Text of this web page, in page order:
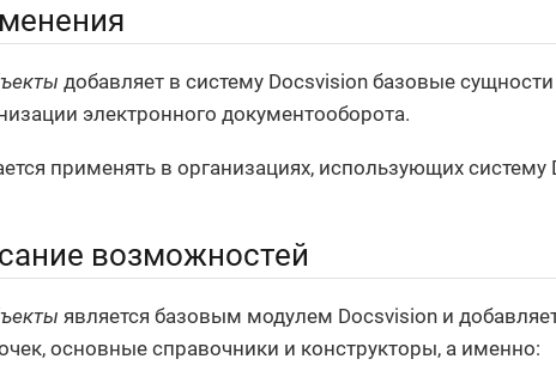
добавляет в систему Docsvision базовые
электронного документооборота.
применять в организациях, использующих систему
возможностей
является базовым модулем Docsvision и
основные справочники и конструкторы, а именно: